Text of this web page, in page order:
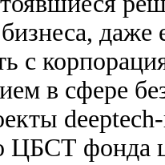
с
в сфере
ЦБСТ фонда